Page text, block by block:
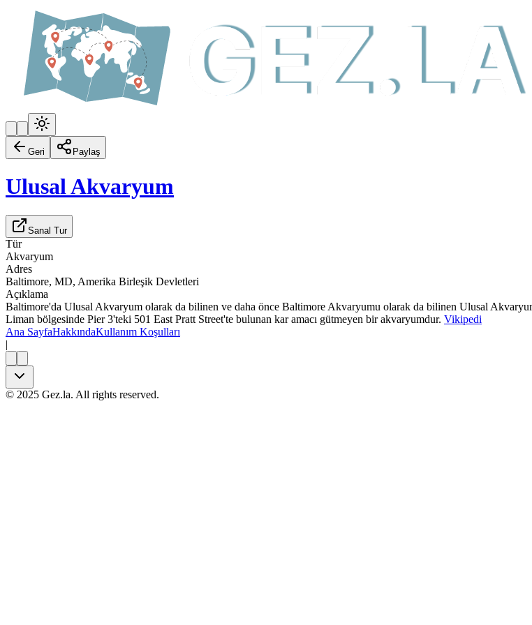
Geri Paylaş
Ulusal Akvaryum
Sanal Tur
Tür
Akvaryum
Adres
Baltimore, MD, Amerika Birleşik Devletleri
Açıklama
Baltimore'da Ulusal Akvaryum olarak da bilinen ve daha önce Baltimore Akvaryumu olarak da bilinen Ulusal
Liman bölgesinde Pier 3'teki 501 East Pratt Street'te bulunan kar amacı gütmeyen bir akvaryumdur. Vikipedi
Ana SayfaHakkındaKullanım Koşulları
|
© 2025 Gez.la. All rights reserved.